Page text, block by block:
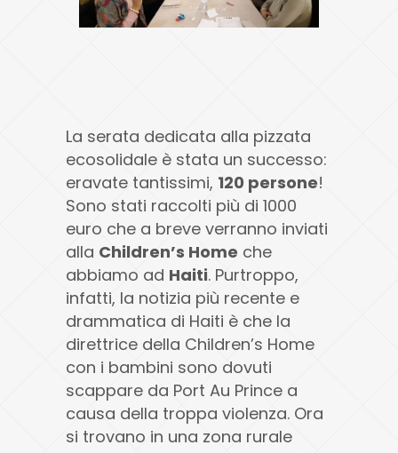
La serata dedicata alla pizzata
ecosolidale è stata un successo:
eravate tantissimi, 120 persone!
Sono stati raccolti più di 1000
euro che a breve verranno inviati
alla Children’s Home che
abbiamo ad Haiti. Purtroppo,
infatti, la notizia più recente e
drammatica di Haiti è che la
direttrice della Children’s Home
con i bambini sono dovuti
scappare da Port Au Prince a
causa della troppa violenza. Ora
si trovano in una zona rurale